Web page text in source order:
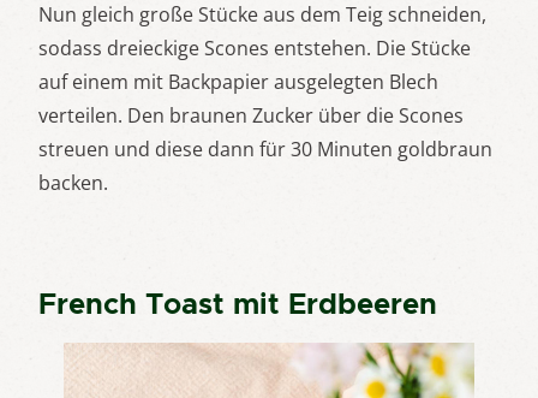
Nun gleich große Stücke aus dem Teig schneiden,
sodass dreieckige Scones entstehen. Die Stücke
auf einem mit Backpapier ausgelegten Blech
verteilen. Den braunen Zucker über die Scones
streuen und diese dann für 30 Minuten goldbraun
backen.
French Toast mit Erdbeeren